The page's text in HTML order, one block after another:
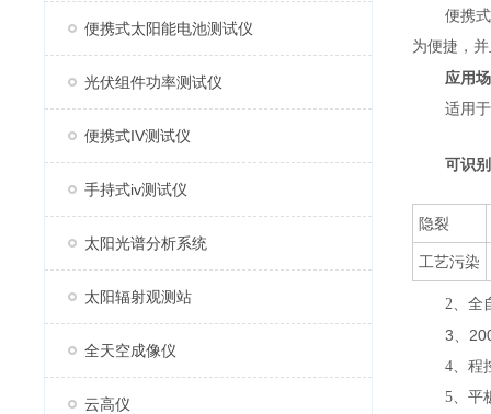
便携式太阳能电池测试仪
光伏组件功率测试仪
便携式IV测试仪
手持式iv测试仪
太阳光谱分析系统
太阳辐射观测站
全天空成像仪
云高仪
便携
为便捷，
应用
适用
可识
隐裂
工艺污染
2、全
3、
4、程
5、平